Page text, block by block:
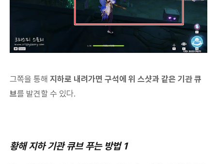
그쪽을 통해 지하로 내려가면 구석에 위 스샷과 같은 기관 큐
브를 발견할 수 있다.
황해 지하 기관 큐브 푸는 방법 1